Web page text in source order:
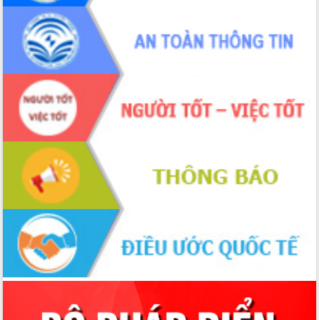
Bầu cử Quốc hội và HĐND: Cử tri Đắk
Lắk gửi gắm niềm tin, kỳ vọng vào lá
phiếu
Đắk Lắk sẵn sàng các điều kiện cho
Ngày hội bầu cử đại biểu Quốc hội
khóa XVI và HĐND các cấp nhiệm kỳ
2026-2031
Đảm bảo cuộc bầu cử đại biểu Quốc
hội và đại biểu HĐND các cấp diễn ra
an toàn, hiệu quả, đúng quy định
Thủ tướng Chính phủ Phạm Minh Chính
kiểm tra, chỉ đạo hoàn thành các dự
án cao tốc và thăm khu tái định cư tại
Đắk Lắk
Sôi nổi Hội đua ngựa truyền thống Gò
Thì Thùng mừng Xuân Bính Ngọ 2026
Lãnh đạo tỉnh dâng hương tưởng niệm
tại Đập Đồng Cam đầu Xuân Bính Ngọ
Ngành nông nghiệp phấn đấu tăng
UBND tỉnh Đắk Lắk triển khai công tác